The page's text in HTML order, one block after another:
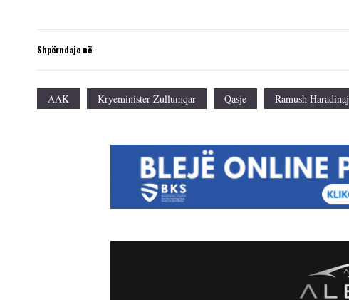
Shpërndaje në
AAK Kryeminister Zullumqar Qasje Ramush Haradinaj